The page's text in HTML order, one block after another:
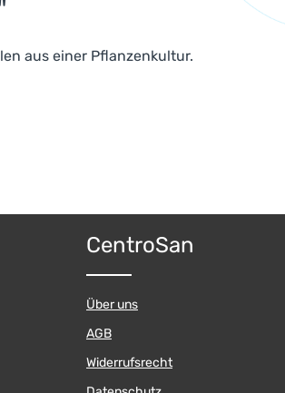
aus einer Pflanzenkultur.
CentroSan
Über uns
AGB
Widerrufsrecht